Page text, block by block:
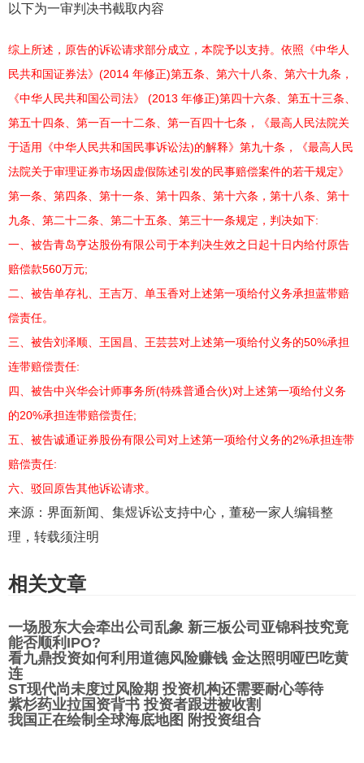
以下为一审判决书截取内容
综上所述，原告的诉讼请求部分成立，本院予以支持。依照《中华人
民共和国证券法》(2014 年修正)第五条、第六十八条、第六十九条，
《中华人民共和国公司法》 (2013 年修正)第四十六条、第五十三条、
第五十四条、第一百一十二条、第一百四十七条，《最高人民法院关
于适用《中华人民共和国民事诉讼法)的解释》第九十条，《最高人民
法院关于审理证券市场因虚假陈述引发的民事赔偿案件的若干规定》
第一条、第四条、第十一条、第十四条、第十六条，第十八条、第十
九条、第二十二条、第二十五条、第三十一条规定，判决如下:
一、被告青岛亨达股份有限公司于本判决生效之日起十日内给付原告
赔偿款560万元;
二、被告单存礼、王吉万、单玉香对上述第一项给付义务承担蓝带赔
偿责任。
三、被告刘泽顺、王国昌、王芸芸对上述第一项给付义务的50%承担
连带赔偿责任:
四、被告中兴华会计师事务所(特殊普通合伙)对上述第一项给付义务
的20%承担连带赔偿责任;
五、被告诚通证券股份有限公司对上述第一项给付义务的2%承担连带
赔偿责任:
六、驳回原告其他诉讼请求。
来源：界面新闻、集煜诉讼支持中心，董秘一家人编辑整
理，转载须注明
相关文章
一场股东大会牵出公司乱象 新三板公司亚锦科技究竟
能否顺利IPO?
看九鼎投资如何利用道德风险赚钱 金达照明哑巴吃黄
连
ST现代尚未度过风险期 投资机构还需要耐心等待
紫杉药业拉国资背书 投资者跟进被收割
我国正在绘制全球海底地图 附投资组合